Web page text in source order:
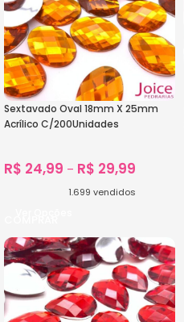
Sextavado Oval 18mm X 25mm
Acrílico C/200Unidades
R$ 24,99 – R$ 29,99
1.699 vendidos